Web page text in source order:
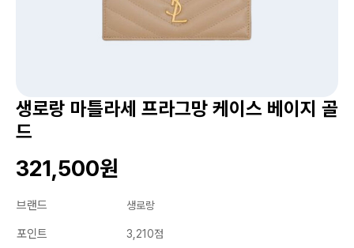
생로랑 마틀라세 프라그망 케이스 베이지 골
드
321,500원
브랜드 생로랑
포인트 3,210점